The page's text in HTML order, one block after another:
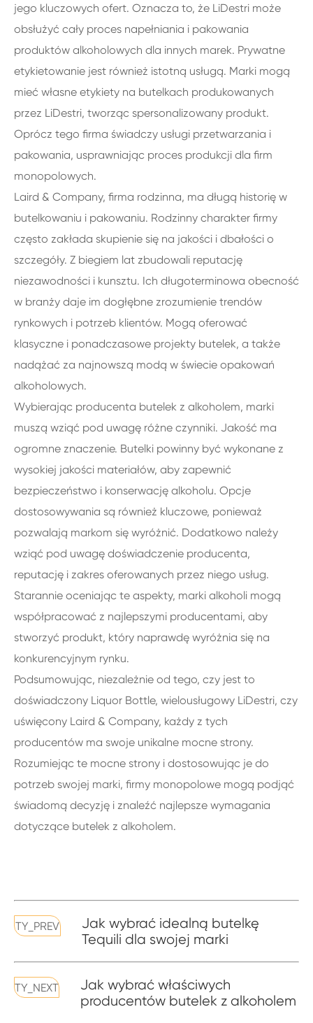
jego kluczowych ofert. Oznacza to, że LiDestri może
obsłużyć cały proces napełniania i pakowania
produktów alkoholowych dla innych marek. Prywatne
etykietowanie jest również istotną usługą. Marki mogą
mieć własne etykiety na butelkach produkowanych
przez LiDestri, tworząc spersonalizowany produkt.
Oprócz tego firma świadczy usługi przetwarzania i
pakowania, usprawniając proces produkcji dla firm
monopolowych.
Laird & Company, firma rodzinna, ma długą historię w
butelkowaniu i pakowaniu. Rodzinny charakter firmy
często zakłada skupienie się na jakości i dbałości o
szczegóły. Z biegiem lat zbudowali reputację
niezawodności i kunsztu. Ich długoterminowa obecność
w branży daje im dogłębne zrozumienie trendów
rynkowych i potrzeb klientów. Mogą oferować
klasyczne i ponadczasowe projekty butelek, a także
nadążać za najnowszą modą w świecie opakowań
alkoholowych.
Wybierając producenta butelek z alkoholem, marki
muszą wziąć pod uwagę różne czynniki. Jakość ma
ogromne znaczenie. Butelki powinny być wykonane z
wysokiej jakości materiałów, aby zapewnić
bezpieczeństwo i konserwację alkoholu. Opcje
dostosowywania są również kluczowe, ponieważ
pozwalają markom się wyróżnić. Dodatkowo należy
wziąć pod uwagę doświadczenie producenta,
reputację i zakres oferowanych przez niego usług.
Starannie oceniając te aspekty, marki alkoholi mogą
współpracować z najlepszymi producentami, aby
stworzyć produkt, który naprawdę wyróżnia się na
konkurencyjnym rynku.
Podsumowując, niezależnie od tego, czy jest to
doświadczony Liquor Bottle, wielousługowy LiDestri, czy
uświęcony Laird & Company, każdy z tych
producentów ma swoje unikalne mocne strony.
Rozumiejąc te mocne strony i dostosowując je do
potrzeb swojej marki, firmy monopolowe mogą podjąć
świadomą decyzję i znaleźć najlepsze wymagania
dotyczące butelek z alkoholem.
TY_PREV
Jak wybrać idealną butelkę
Tequili dla swojej marki
TY_NEXT
Jak wybrać właściwych
producentów butelek z alkoholem